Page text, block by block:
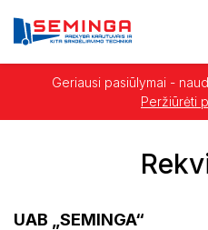
Geriausi pasiūlymai -
Peržiūrėti
UAB „SEMINGA“